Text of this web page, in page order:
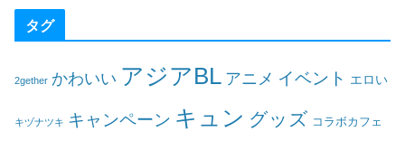
タグ
2gether かわいい アジアBL アニメ イベント エロい
キヅナツキ キャンペーン キュン グッズ コラボカフェ